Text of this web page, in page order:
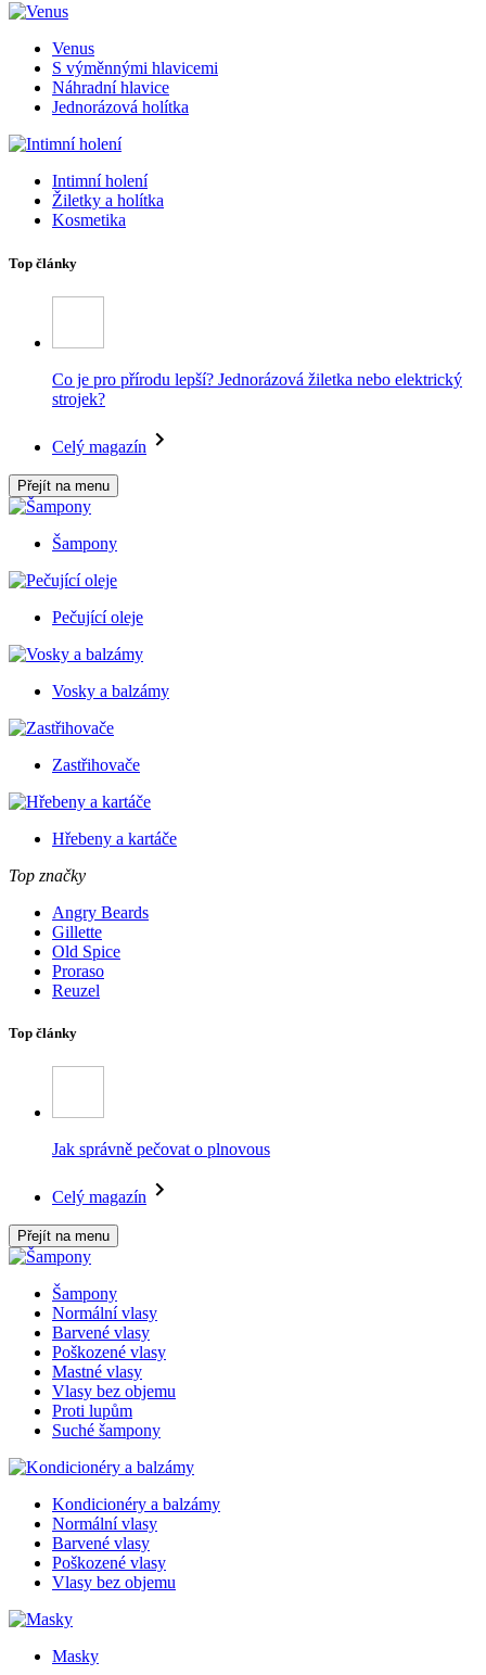
Venus
S výměnnými hlavicemi
Náhradní hlavice
Jednorázová holítka
Intimní holení
Žiletky a holítka
Kosmetika
Top články
Co je pro přírodu lepší? Jednorázová žiletka nebo elektrický
strojek?
Celý magazín
Přejít na menu
Šampony
Pečující oleje
Vosky a balzámy
Zastřihovače
Hřebeny a kartáče
Top značky
Angry Beards
Gillette
Old Spice
Proraso
Reuzel
Top články
Jak správně pečovat o plnovous
Celý magazín
Přejít na menu
Šampony
Normální vlasy
Barvené vlasy
Poškozené vlasy
Mastné vlasy
Vlasy bez objemu
Proti lupům
Suché šampony
Kondicionéry a balzámy
Normální vlasy
Barvené vlasy
Poškozené vlasy
Vlasy bez objemu
Masky